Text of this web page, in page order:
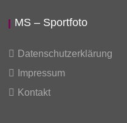
MS – Sportfoto
Datenschutzerklärung
Impressum
Kontakt